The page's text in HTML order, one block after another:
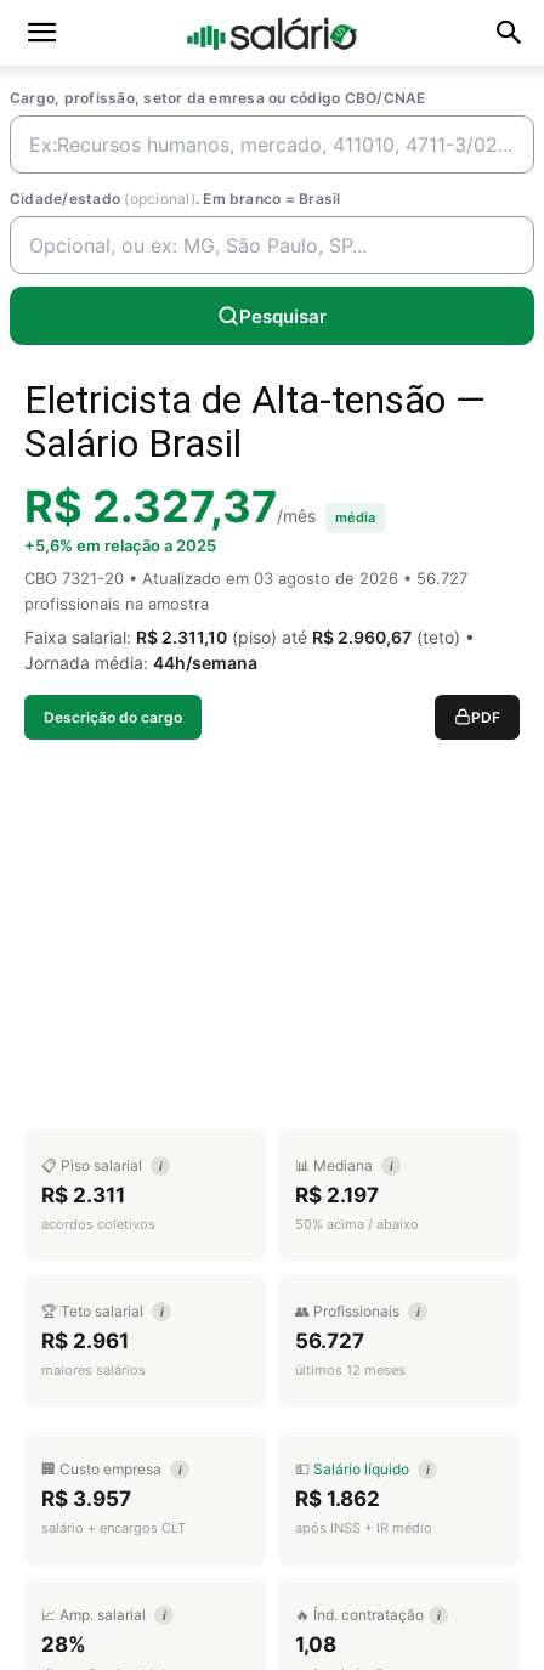
Cargo, profissão, setor da emresa ou código CBO/CNAE
Cidade/estado (opcional). Em branco = Brasil
Pesquisar
Eletricista de Alta-tensão —
Salário Brasil
R$ 2.327,37/mês média
+5,6% em relação a 2025
CBO 7321-20 • Atualizado em 03 agosto de 2026 • 56.727
profissionais na amostra
Faixa salarial: R$ 2.311,10 (piso) até R$ 2.960,67 (teto) •
Jornada média: 44h/semana
Descrição do cargo PDF
📋 Piso salarial i
R$ 2.311
acordos coletivos
📊 Mediana i
R$ 2.197
50% acima / abaixo
🏆 Teto salarial i
R$ 2.961
maiores salários
👥 Profissionais i
56.727
últimos 12 meses
🏢 Custo empresa i
R$ 3.957
salário + encargos CLT
💵 Salário líquido i
R$ 1.862
após INSS + IR médio
📈 Amp. salarial i
28%
🔥 Índ. contratação i
1,08